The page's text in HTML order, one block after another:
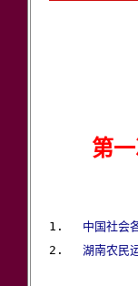
第
1. 中国社会
2. 湖南农民